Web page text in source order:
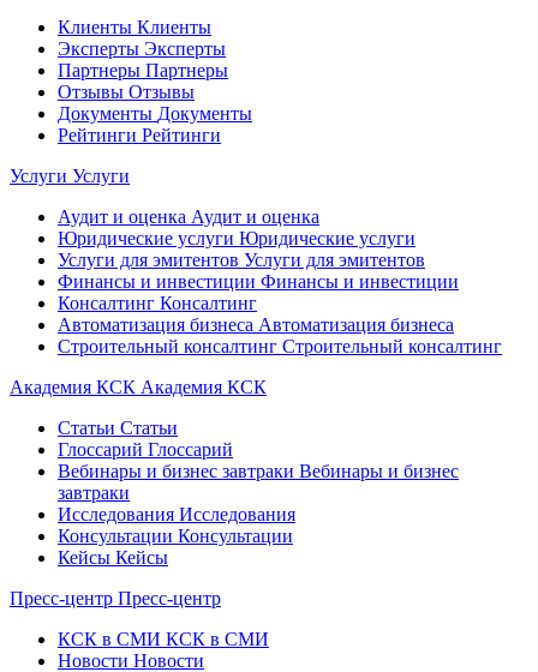
Клиенты Клиенты
Эксперты Эксперты
Партнеры Партнеры
Отзывы Отзывы
Документы Документы
Рейтинги Рейтинги
Услуги Услуги
Аудит и оценка Аудит и оценка
Юридические услуги Юридические услуги
Услуги для эмитентов Услуги для эмитентов
Финансы и инвестиции Финансы и инвестиции
Консалтинг Консалтинг
Автоматизация бизнеса Автоматизация бизнеса
Строительный консалтинг Строительный консалтинг
Академия КСК Академия КСК
Статьи Статьи
Глоссарий Глоссарий
Вебинары и бизнес завтраки Вебинары и бизнес
завтраки
Исследования Исследования
Консультации Консультации
Кейсы Кейсы
Пресс-центр Пресс-центр
КСК в СМИ КСК в СМИ
Новости Новости